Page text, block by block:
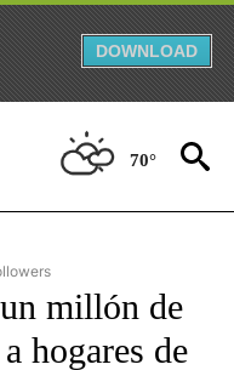
DOWNLOAD
70°
- SPANISH" TO RECEIVE
millón de
hogares de